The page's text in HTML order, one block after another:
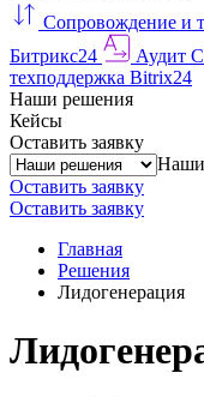
Сопровождение и
Битрикс24
Аудит
техподдержка Bitrix24
Наши решения
Кейсы
Оставить заявку
Оставить заявку
Оставить заявку
Главная
Решения
Лидогенерация